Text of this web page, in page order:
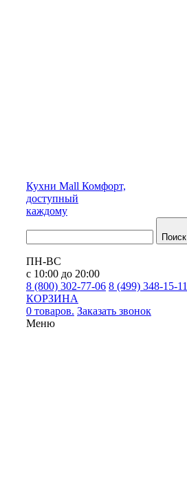
Кухни Mall Комфорт,
доступный
каждому
Поиск
ПН-ВС
с 10:00 до 20:00
8 (800) 302-77-06 8 (499) 348-15-11
КОРЗИНА
0 товаров. Заказать звонок
Меню